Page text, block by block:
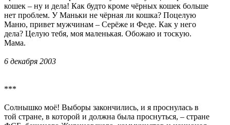
кошек – ну и дела! Как будто кроме чёрных кошек больше
нет проблем. У Маньки не чёрная ли кошка? Поцелую
Маню, привет мужчинам – Серёже и Феде. Как у него
дела? Целую тебя, моя маленькая. Обожаю и тоскую.
Мама.
6 декабря 2003
***
Солнышко моё! Выборы закончились, и я проснулась в
той стране, в которой и должна была проснуться, – стране